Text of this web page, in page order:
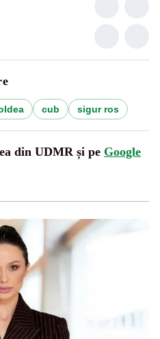
cub sigur ros
din UDMR și pe Google